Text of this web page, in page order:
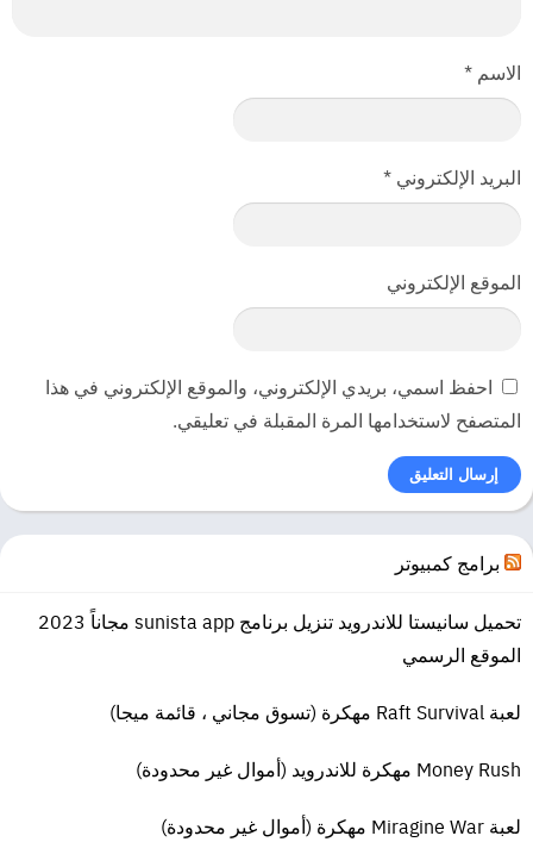
إشعار: هذه اللعبة مثبتة مسبقًا من أجلك ، مما يعني أنك لست مضطرًا إلى
_Redist أو _CommonRedist وتثبيت Directx و vcredist وجميع البرامج
الأخرى في هذا المجلد. تحتاج هذه البرامج لتشغيل اللعبة. ابحث عن ملف
الماوس الأيمن على exe وتحديد “تشغيل كمسؤول” دائمًا إذا كنت تواجه
استخراج اللعبة لمنعها من حذف ملفات اللعبه . إذا كنت بحاجة إلى مساعدة
إضافية قم بترك تعليق وسيتم الرد عليك
الاسم *
البريد الإلكتروني *
الموقع الإلكتروني
احفظ اسمي، بريدي الإلكتروني، والموقع الإلكتروني في هذا
المتصفح لاستخدامها المرة المقبلة في تعليقي.
برامج كمبيوتر
تحميل سانيستا للاندرويد تنزيل برنامج sunista app مجاناً 2023
الموقع الرسمي
لعبة Raft Survival مهكرة (تسوق مجاني ، قائمة ميجا)
Money Rush مهكرة للاندرويد (أموال غير محدودة)
لعبة Miragine War مهكرة (أموال غير محدودة)